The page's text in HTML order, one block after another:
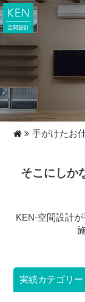
手がけたお
そこにしか
KEN-空間設計
実績カテゴリー